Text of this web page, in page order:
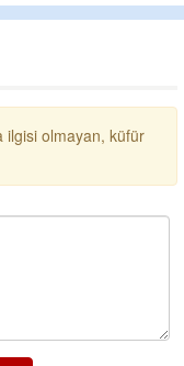
ilgisi olmayan, küfür
pis insanların Çöplerini
sponsor olurdu ve para